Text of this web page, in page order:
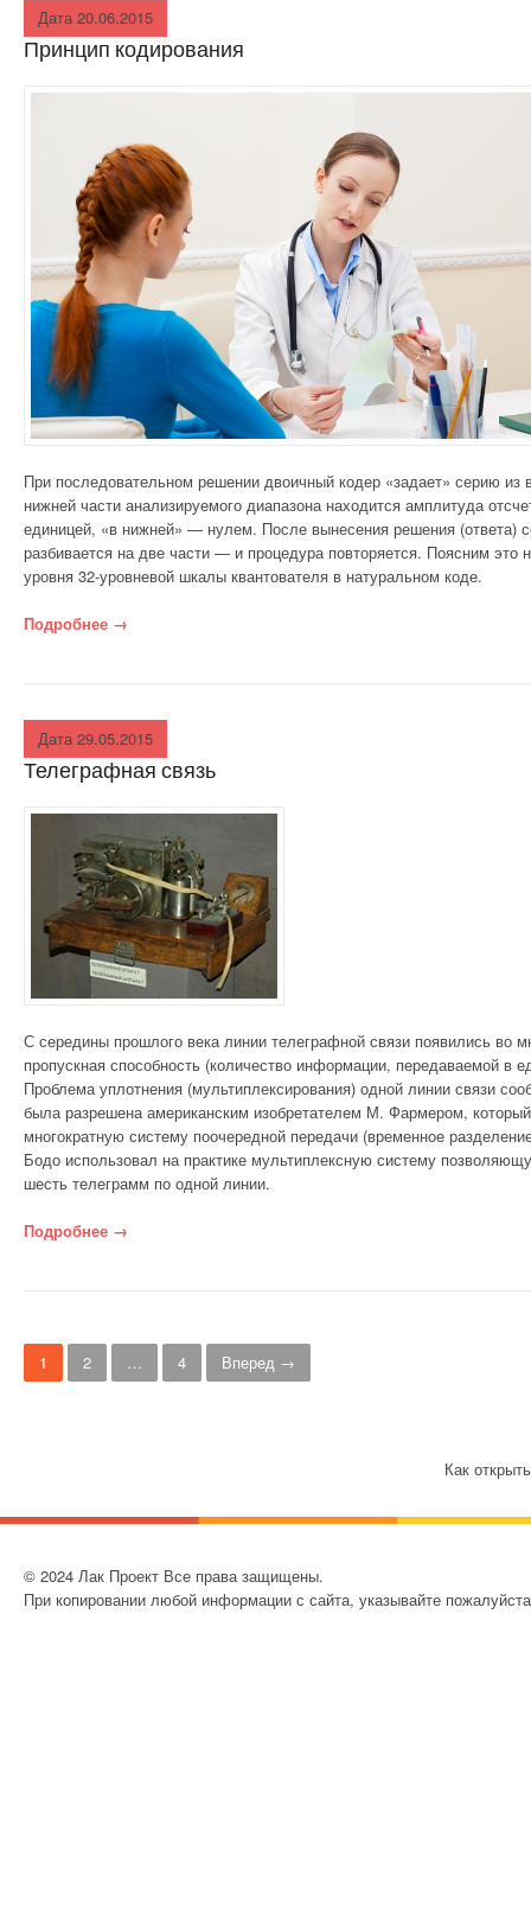
Дата 20.06.2015
Принцип кодирования
При последовательном решении двоичный кодер «задает» серию из
нижней части анализируемого диапазона находится амплитуда
единицей, «в нижней» — нулем. После вынесения решения (ответа)
разбивается на две части — и процедура повторяется. Поясним это
уровня 32-уровневой шкалы квантователя в натуральном коде.
Подробнее «Принцип кодирования»
→
Дата 29.05.2015
Телеграфная связь
С середины прошлого века линии телеграфной связи появились во
пропускная способность (количество информации, передаваемой в
Проблема уплотнения (мультиплексирования) одной линии связи
была разрешена американским изобретателем М. Фармером,
многократную систему поочередной передачи (временное
Бодо использовал на практике мультиплексную систему
шесть телеграмм по одной линии.
Подробнее «Телеграфная связь»
→
Записи навигация
1 2 … 4 Вперед →
Как
© 2024 Лак Проект Все права защищены.
При копировании любой информации с сайта, указывайте